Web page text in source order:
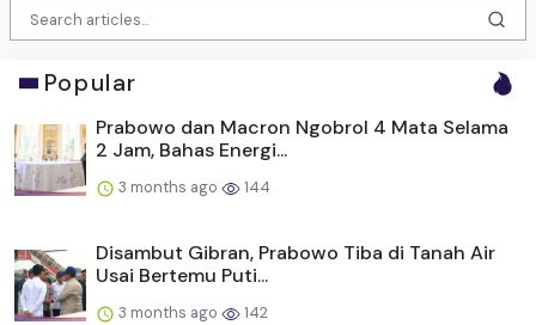
Popular
Prabowo dan Macron Ngobrol 4 Mata Selama
2 Jam, Bahas Energi...
3 months ago 144
Disambut Gibran, Prabowo Tiba di Tanah Air
Usai Bertemu Puti...
3 months ago 142